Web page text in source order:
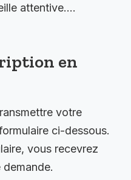
attentive….
en
votre
ci-dessous.
vous recevrez